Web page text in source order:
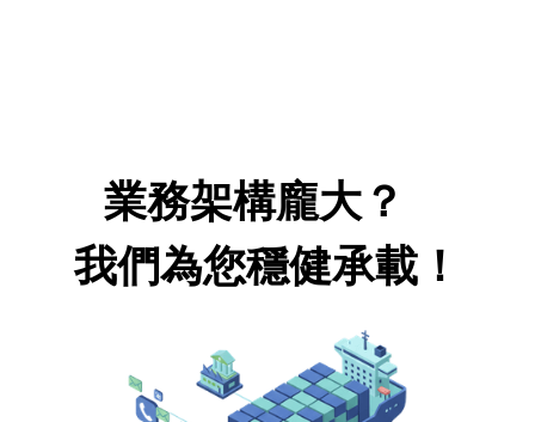
業務架構龐大？
我們為您穩健承載！